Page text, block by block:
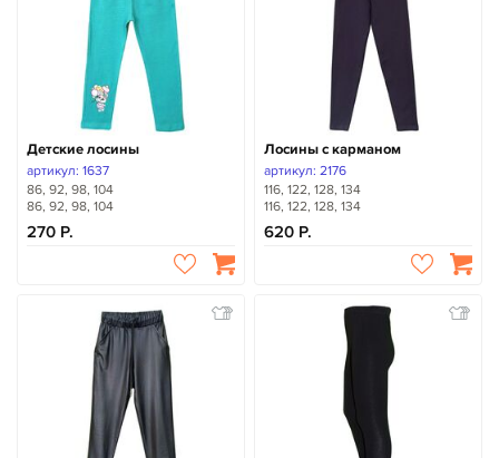
Детские лосины
артикул: 1637
86, 92, 98, 104
86, 92, 98, 104
270
Лосины с карманом
артикул: 2176
116, 122, 128, 134
116, 122, 128, 134
620